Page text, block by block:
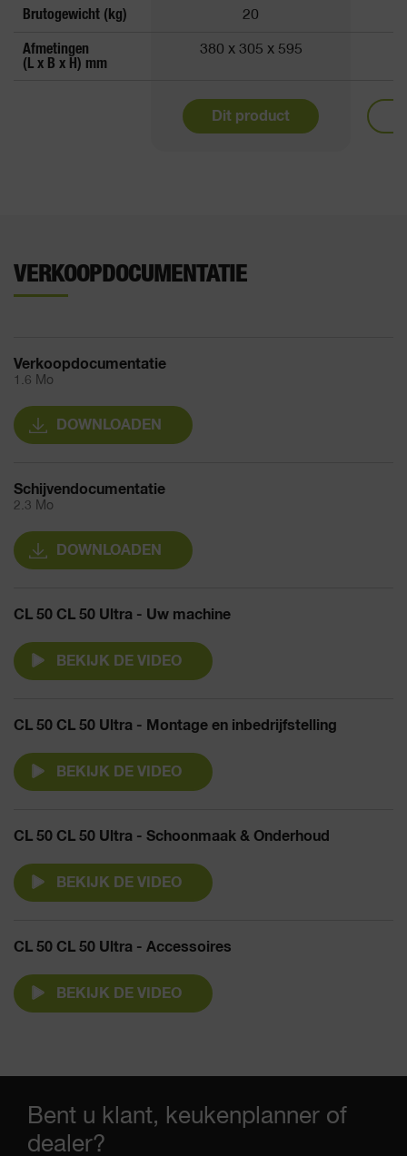
Brutogewicht (kg) 20
Afmetingen
(L x B x H) mm
380 x 305 x 595
Dit product
VERKOOPDOCUMENTATIE
Verkoopdocumentatie
1.6 Mo
DOWNLOADEN
Schijvendocumentatie
2.3 Mo
DOWNLOADEN
CL 50 CL 50 Ultra - Uw machine
BEKIJK DE VIDEO
CL 50 CL 50 Ultra - Montage en inbedrijfstelling
BEKIJK DE VIDEO
CL 50 CL 50 Ultra - Schoonmaak & Onderhoud
BEKIJK DE VIDEO
CL 50 CL 50 Ultra - Accessoires
BEKIJK DE VIDEO
Bent u klant, keukenplanner of
dealer?